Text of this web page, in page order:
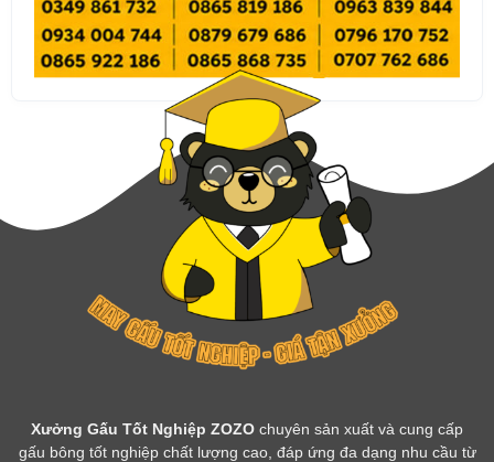
Xưởng Gấu Tốt Nghiệp ZOZO chuyên sản xuất và cung cấp
gấu bông tốt nghiệp chất lượng cao, đáp ứng đa dạng nhu cầu từ